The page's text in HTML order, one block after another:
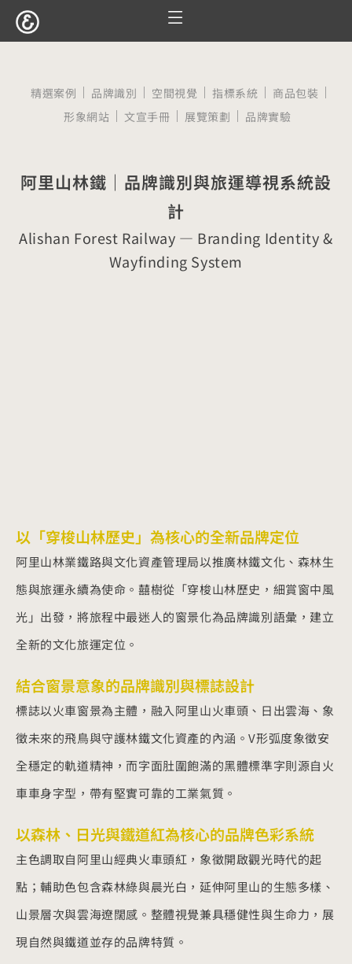
精選案例 品牌識別 空間視覺 指標系統
商品包裝
形象網站
文宣手冊 展覽策劃 品牌實驗
阿里山林鐵｜品牌識別與旅運導視系統設
計
Alishan Forest Railway — Branding Identity &
Wayfinding System
以「穿梭山林歷史」為核心的全新品牌定位
阿里山林業鐵路與文化資產管理局以推廣林鐵文化、森林生
態與旅運永續為使命。囍樹從「穿梭山林歷史，細賞窗中風
光」出發，將旅程中最迷人的窗景化為品牌識別語彙，建立
全新的文化旅運定位。
結合窗景意象的品牌識別與標誌設計
標誌以火車窗景為主體，融入阿里山火車頭、日出雲海、象
徵未來的飛鳥與守護林鐵文化資產的內涵。V形弧度象徵安
全穩定的軌道精神，而字面肚圍飽滿的黑體標準字則源自火
車車身字型，帶有堅實可靠的工業氣質。
以森林、日光與鐵道紅為核心的品牌色彩系統
主色調取自阿里山經典火車頭紅，象徵開啟觀光時代的起
點；輔助色包含森林綠與晨光白，延伸阿里山的生態多樣、
山景層次與雲海遼闊感。整體視覺兼具穩健性與生命力，展
現自然與鐵道並存的品牌特質。